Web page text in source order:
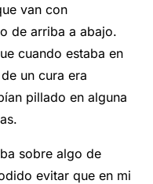
van con
de arriba a abajo.
cuando estaba en
un cura era
pillado en alguna
sobre algo de
evitar que en mi